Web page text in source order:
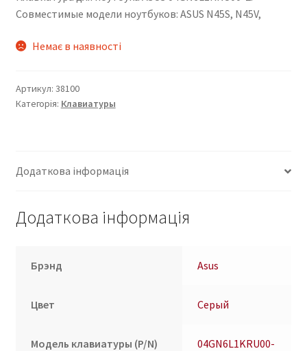
Совместимые модели ноутбуков: ASUS N45S, N45V,
Немає в наявності
Артикул: 38100
Категорія: Клавиатуры
Додаткова інформація
Додаткова інформація
Брэнд Asus
Цвет Серый
Модель клавиатуры (P/N)
04GN6L1KRU00-